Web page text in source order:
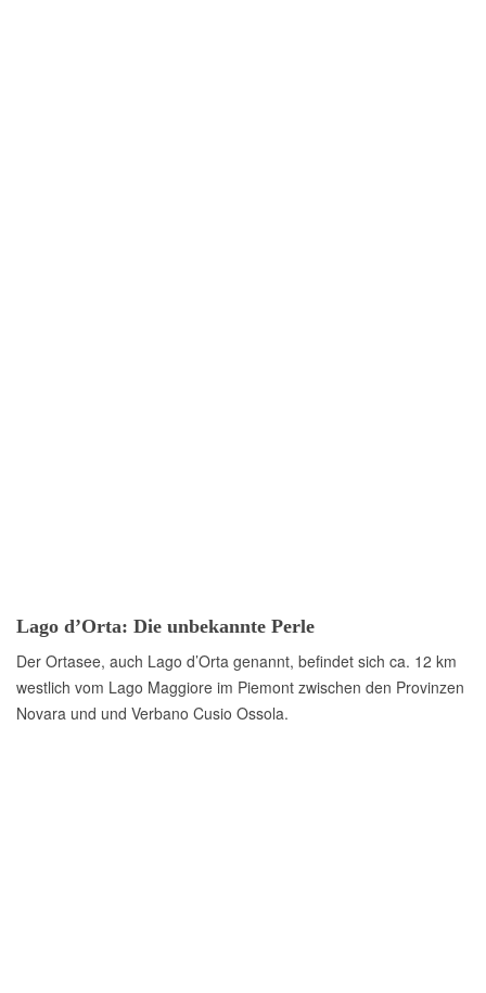
Lago d’Orta: Die unbekannte Perle
Der Ortasee, auch Lago d’Orta genannt, befindet sich ca. 12 km
westlich vom Lago Maggiore im Piemont zwischen den Provinzen
Novara und und Verbano Cusio Ossola.